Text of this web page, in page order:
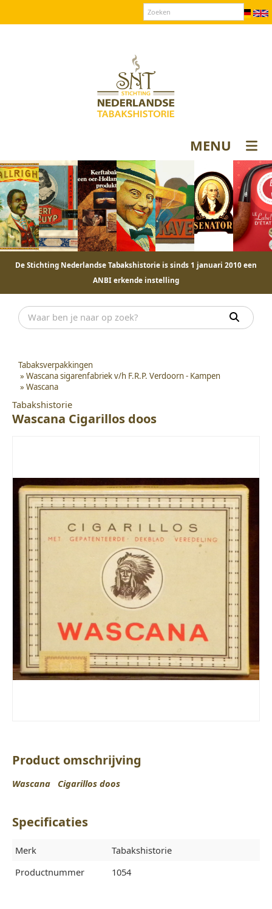
MENU
De Stichting Nederlandse Tabakshistorie is sinds 1 januari 2010 een
ANBI erkende instelling
Tabaksverpakkingen
» Wascana sigarenfabriek v/h F.R.P. Verdoorn - Kampen
» Wascana
Tabakshistorie
Wascana Cigarillos doos
Product omschrijving
Wascana Cigarillos doos
Specificaties
Merk
Tabakshistorie
Productnummer
1054